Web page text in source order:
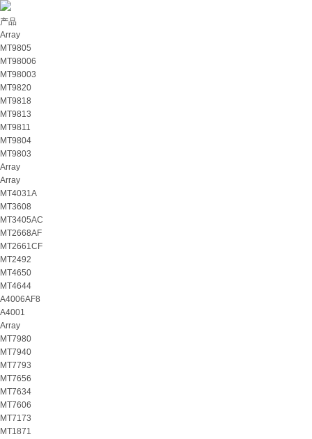
产品
Array
MT9805
MT98006
MT98003
MT9820
MT9818
MT9813
MT9811
MT9804
MT9803
Array
Array
MT4031A
MT3608
MT3405AC
MT2668AF
MT2661CF
MT2492
MT4650
MT4644
A4006AF8
A4001
Array
MT7980
MT7940
MT7793
MT7656
MT7634
MT7606
MT7173
MT1871